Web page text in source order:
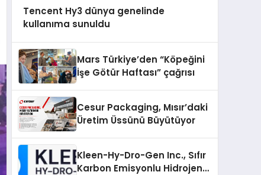
Tencent Hy3 dünya genelinde
kullanıma sunuldu
Mars Türkiye’den “Köpeğini
İşe Götür Haftası” çağrısı
Cesur Packaging, Mısır’daki
Üretim Üssünü Büyütüyor
Kleen-Hy-Dro-Gen Inc., Sıfır
Karbon Emisyonlu Hidrojen